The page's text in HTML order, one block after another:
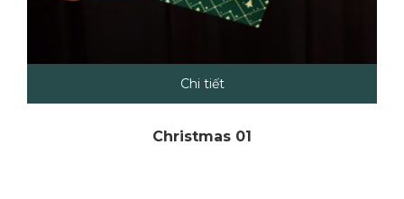
Chi tiết
Christmas 01